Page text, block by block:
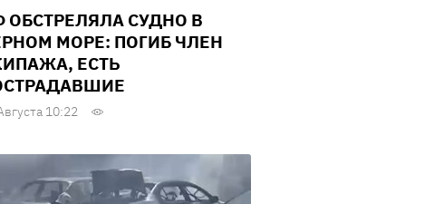
ОБСТРЕЛЯЛА СУДНО В
МОРЕ: ПОГИБ ЧЛЕН
ЕСТЬ
10:22